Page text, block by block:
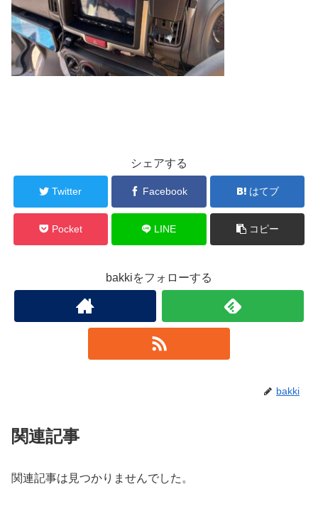
シェアする
Twitter Facebook はてブ
Pocket LINE コピー
bakkiをフォローする
bakki
関連記事
関連記事は見つかりませんでした。